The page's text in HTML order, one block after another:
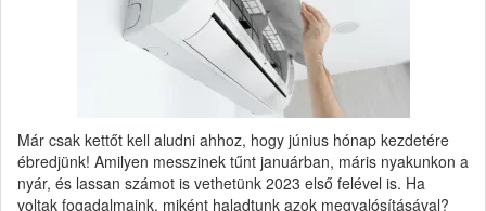
Már csak kettőt kell aludni ahhoz, hogy június hónap kezdetére
ébredjünk! Amilyen messzinek tűnt januárban, máris nyakunkon a
nyár, és lassan számot is vethetünk 2023 első felével is. Ha
voltak fogadalmaink, miként haladtunk azok megvalósításával?